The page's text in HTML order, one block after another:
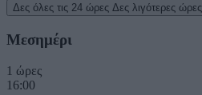
Δες όλες τις 24 ώρες Δες λιγότερες ώρες
Μεσημέρι
1 ώρες
16:00